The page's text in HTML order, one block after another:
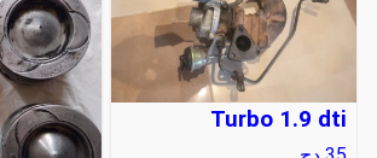
Turbo 1.9 dti